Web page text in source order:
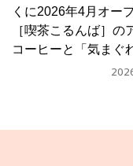
くに2026年4月オー
［喫茶こるんば］の
コーヒーと「気まぐ